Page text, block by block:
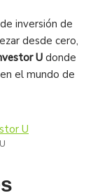
inversión de
desde cero,
U donde
el mundo de